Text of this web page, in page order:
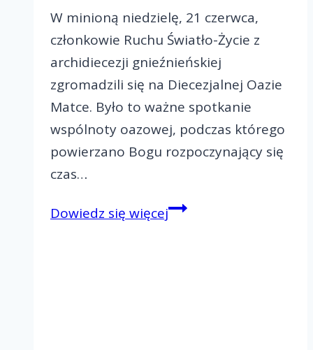
W minioną niedzielę, 21 czerwca,
członkowie Ruchu Światło-Życie z
archidiecezji gnieźnieńskiej
zgromadzili się na Diecezjalnej Oazie
Matce. Było to ważne spotkanie
wspólnoty oazowej, podczas którego
powierzano Bogu rozpoczynający się
czas…
Dowiedz się więcejDiecezjalna